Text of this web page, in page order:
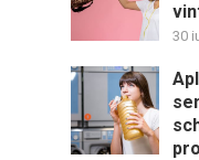
30